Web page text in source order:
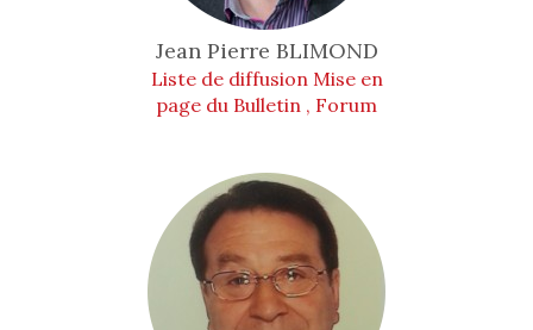
Jean Pierre BLIMOND
Liste de diffusion Mise en
page du Bulletin , Forum